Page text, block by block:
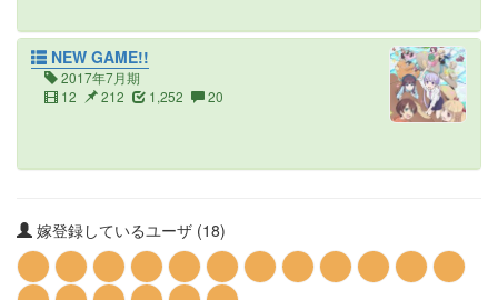
NEW GAME!!
2017年7月期
12
212 1,252 20
嫁登録しているユーザ (18)